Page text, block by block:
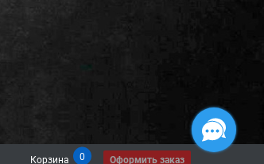
Корзина 0 Оформить заказ